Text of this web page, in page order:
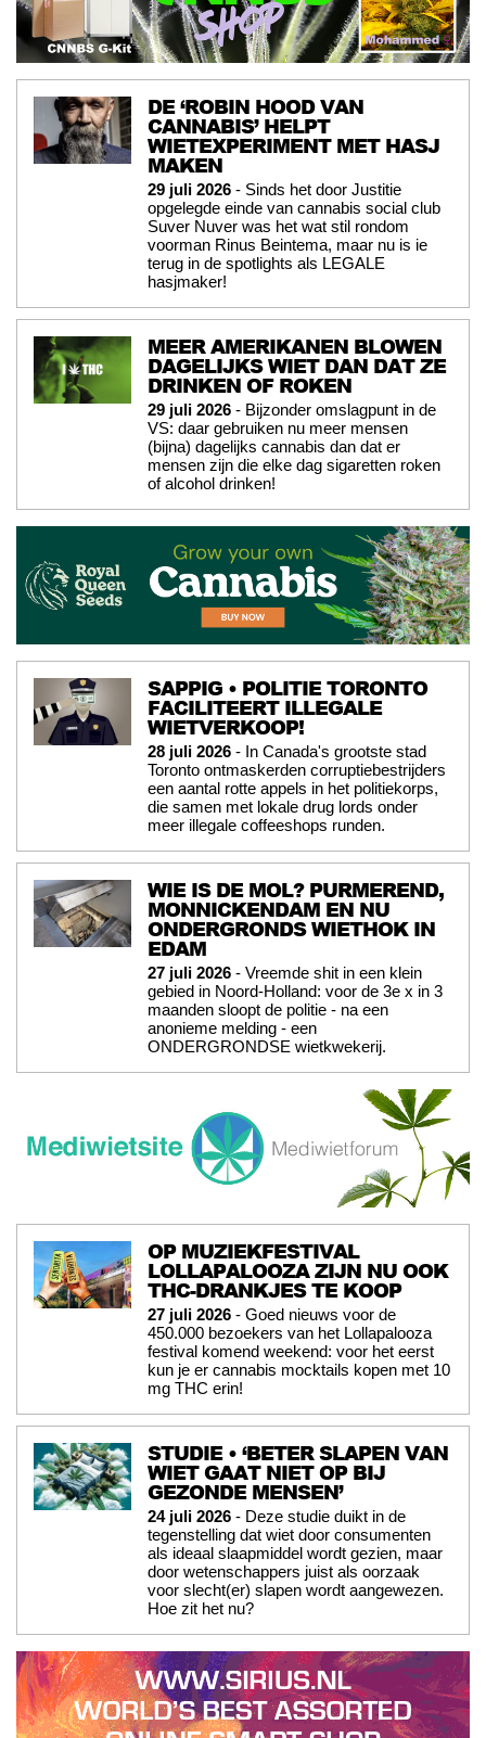
DE ‘ROBIN HOOD VAN
CANNABIS’ HELPT
WIETEXPERIMENT MET HASJ
MAKEN
29 juli 2026 - Sinds het door Justitie
opgelegde einde van cannabis social club
Suver Nuver was het wat stil rondom
voorman Rinus Beintema, maar nu is ie
terug in de spotlights als LEGALE
hasjmaker!
MEER AMERIKANEN BLOWEN
DAGELIJKS WIET DAN DAT ZE
DRINKEN OF ROKEN
29 juli 2026 - Bijzonder omslagpunt in de
VS: daar gebruiken nu meer mensen
(bijna) dagelijks cannabis dan dat er
mensen zijn die elke dag sigaretten roken
of alcohol drinken!
SAPPIG • POLITIE TORONTO
FACILITEERT ILLEGALE
WIETVERKOOP!
28 juli 2026 - In Canada's grootste stad
Toronto ontmaskerden corruptiebestrijders
een aantal rotte appels in het politiekorps,
die samen met lokale drug lords onder
meer illegale coffeeshops runden.
WIE IS DE MOL? PURMEREND,
MONNICKENDAM EN NU
ONDERGRONDS WIETHOK IN
EDAM
27 juli 2026 - Vreemde shit in een klein
gebied in Noord-Holland: voor de 3e x in 3
maanden sloopt de politie - na een
anonieme melding - een
ONDERGRONDSE wietkwekerij.
OP MUZIEKFESTIVAL
LOLLAPALOOZA ZIJN NU OOK
THC-DRANKJES TE KOOP
27 juli 2026 - Goed nieuws voor de
450.000 bezoekers van het Lollapalooza
festival komend weekend: voor het eerst
kun je er cannabis mocktails kopen met 10
mg THC erin!
STUDIE • ‘BETER SLAPEN VAN
WIET GAAT NIET OP BIJ
GEZONDE MENSEN’
24 juli 2026 - Deze studie duikt in de
tegenstelling dat wiet door consumenten
als ideaal slaapmiddel wordt gezien, maar
door wetenschappers juist als oorzaak
voor slecht(er) slapen wordt aangewezen.
Hoe zit het nu?